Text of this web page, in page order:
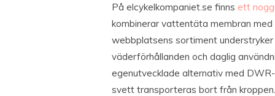
På elcykelkompaniet.se finns ett
kombinerar vattentäta membran
webbplatsens sortiment
väderförhållanden och daglig
egenutvecklade alternativ med
svett transporteras bort från kroppen.